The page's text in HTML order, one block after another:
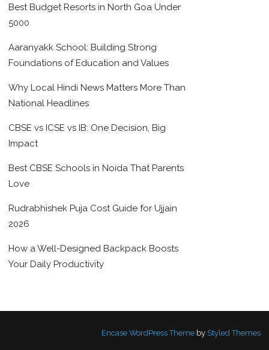
Best Budget Resorts in North Goa Under
5000
Aaranyakk School: Building Strong
Foundations of Education and Values
Why Local Hindi News Matters More Than
National Headlines
CBSE vs ICSE vs IB: One Decision, Big
Impact
Best CBSE Schools in Noida That Parents
Love
Rudrabhishek Puja Cost Guide for Ujjain
2026
How a Well-Designed Backpack Boosts
Your Daily Productivity
Encase WordPress Themeby Styled Themes